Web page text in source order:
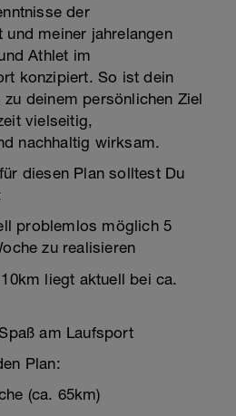
der
und meiner jahrelangen
Athlet im
konzipiert. So ist dein
deinem persönlichen Ziel
vielseitig,
nachhaltig wirksam.
diesen Plan solltest Du
problemlos möglich 5
zu realisieren
liegt aktuell bei ca.
am Laufsport
Plan:
(ca. 65km)